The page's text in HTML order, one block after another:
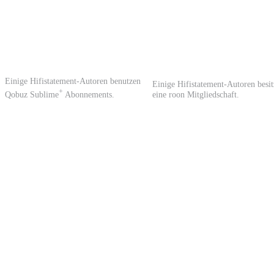
Einige Hifistatement-Autoren benutzen
Qobuz Sublime+ Abonnements.
Einige Hifistatement-Autoren
eine roon Mitgliedschaft.